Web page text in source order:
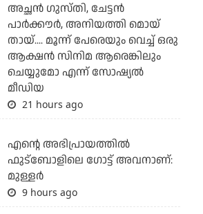
അച്ഛന്‍ ഗുസ്തി, ചേട്ടന്‍
പാര്‍ക്കൗര്‍, അനിയത്തി മൊയ്
തായ്.... മൂന്ന് പേരെയും വെച്ച് ഒരു
ആക്ഷന്‍ സിനിമ ആരെങ്കിലും
ചെയ്യുമോ എന്ന് സോഷ്യല്‍
മീഡിയ
21 hours ago
എന്റെ അഭിപ്രായത്തില്‍
ഫുട്‌ബോളിലെ ഗോട്ട് അവനാണ്:
മുള്ളര്‍
9 hours ago